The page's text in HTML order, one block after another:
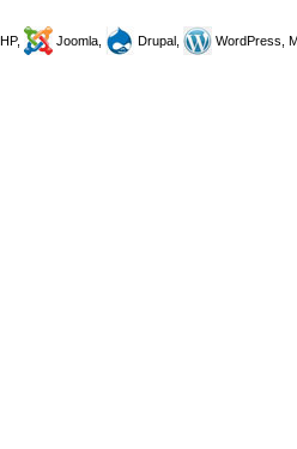
Joomla, Drupal, WordPress,